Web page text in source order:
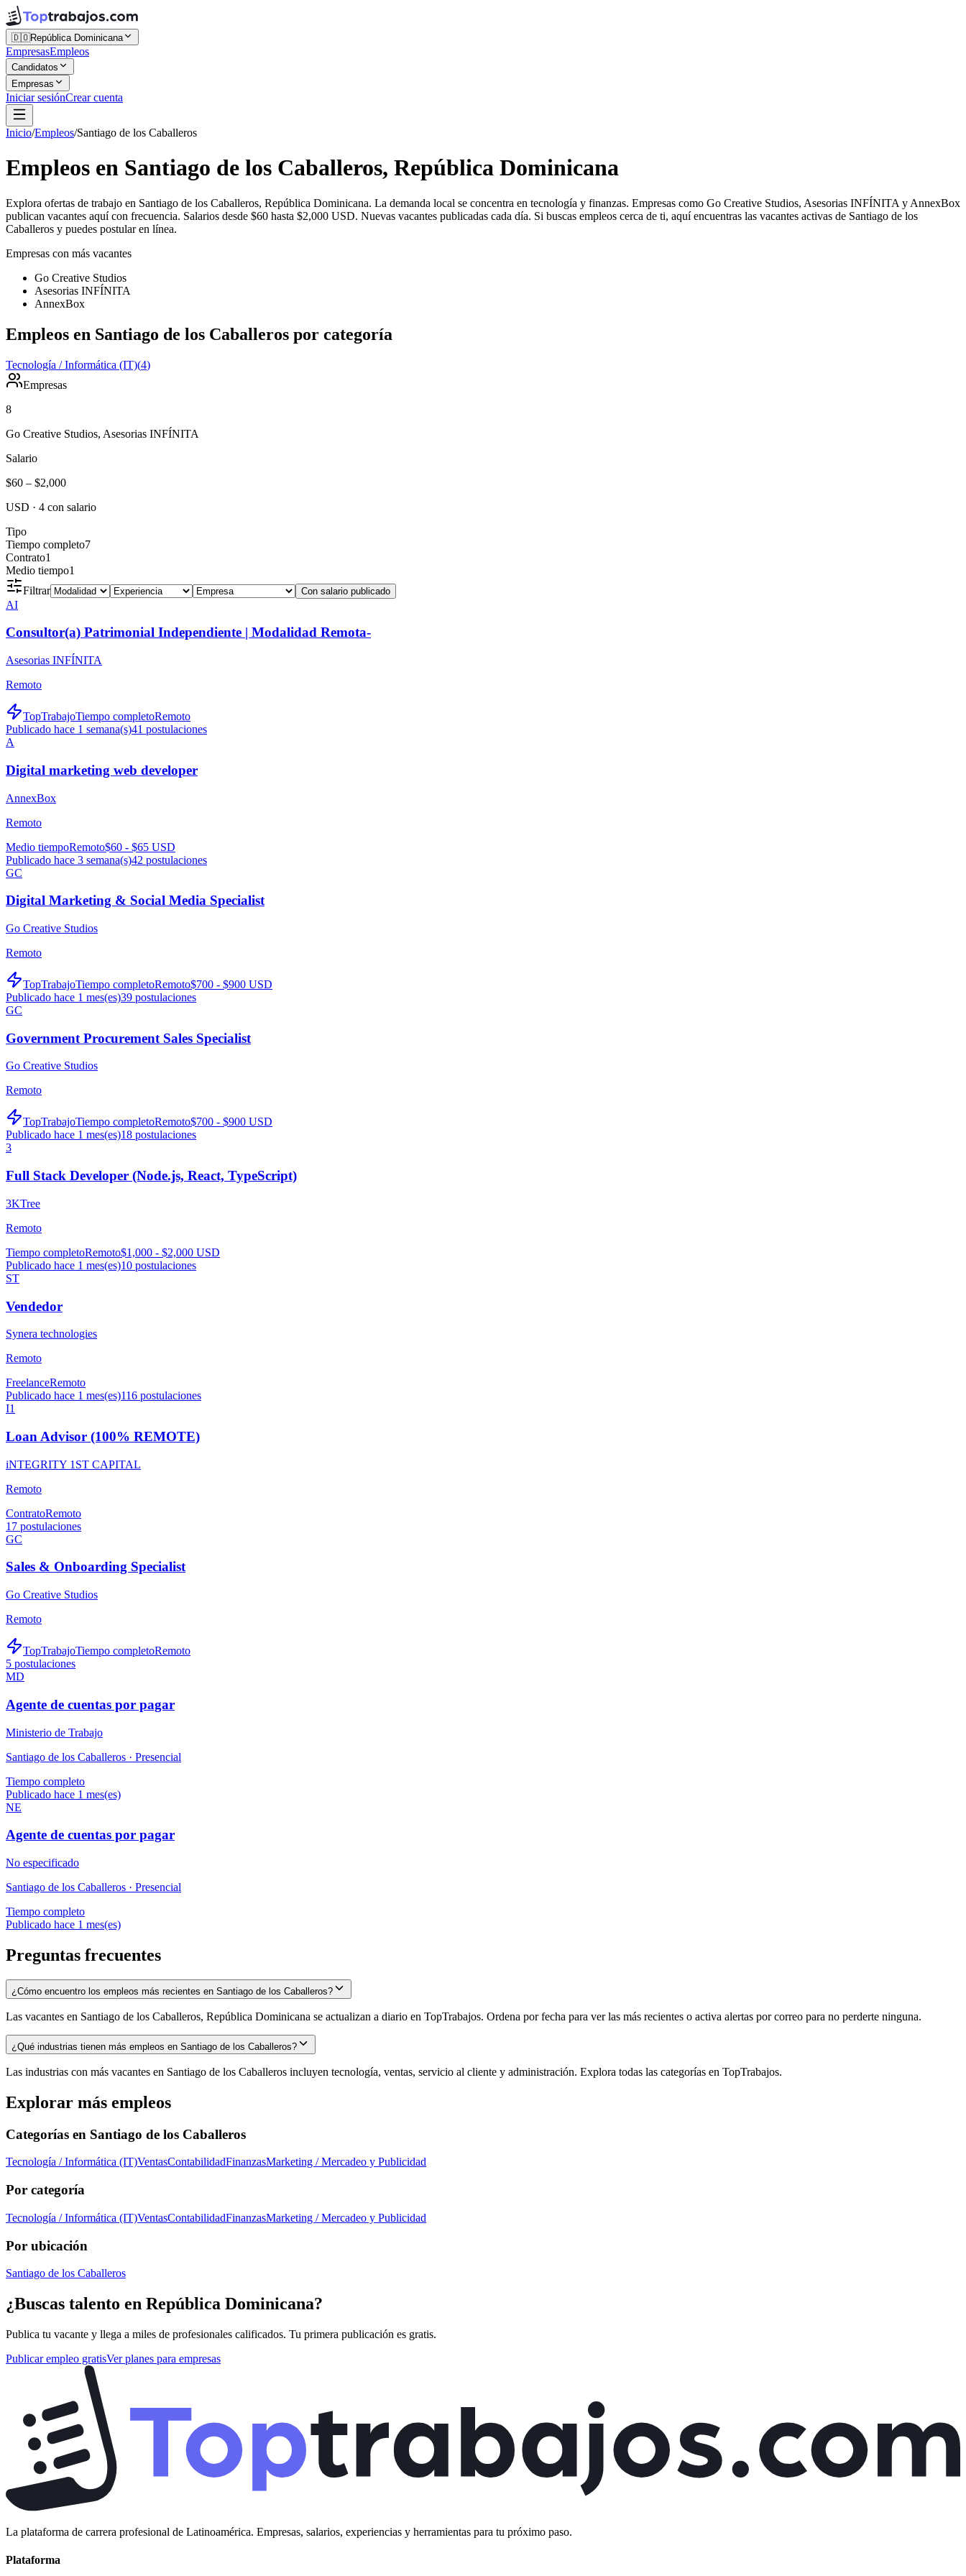
🇩🇴República Dominicana
EmpresasEmpleos
Candidatos
Empresas
Iniciar sesiónCrear cuenta
Inicio/Empleos/Santiago de los Caballeros
Empleos en Santiago de los Caballeros, República Dominicana
Explora ofertas de trabajo en Santiago de los Caballeros, República Dominicana. La demanda local se concentra en tecnología y finanzas. Empresas como Go Creative Studios, Asesorias INFÍNITA y AnnexBox
publican vacantes aquí con frecuencia. Salarios desde $60 hasta $2,000 USD. Nuevas vacantes publicadas cada día. Si buscas empleos cerca de ti, aquí encuentras las vacantes activas de Santiago de los
Caballeros y puedes postular en línea.
Empresas con más vacantes
Go Creative Studios
Asesorias INFÍNITA
AnnexBox
Empleos en Santiago de los Caballeros por categoría
Tecnología / Informática (IT)(4)
Empresas
8
Go Creative Studios, Asesorias INFÍNITA
Salario
$60 – $2,000
USD · 4 con salario
Tipo
Tiempo completo7
Contrato1
Medio tiempo1
Filtrar
Con salario publicado
AI
Consultor(a) Patrimonial Independiente | Modalidad Remota-
Asesorias INFÍNITA
Remoto
TopTrabajoTiempo completoRemoto
Publicado hace 1 semana(s)41 postulaciones
A
Digital marketing web developer
AnnexBox
Remoto
Medio tiempoRemoto$60 - $65 USD
Publicado hace 3 semana(s)42 postulaciones
GC
Digital Marketing & Social Media Specialist
Go Creative Studios
Remoto
TopTrabajoTiempo completoRemoto$700 - $900 USD
Publicado hace 1 mes(es)39 postulaciones
GC
Government Procurement Sales Specialist
Go Creative Studios
Remoto
TopTrabajoTiempo completoRemoto$700 - $900 USD
Publicado hace 1 mes(es)18 postulaciones
3
Full Stack Developer (Node.js, React, TypeScript)
3KTree
Remoto
Tiempo completoRemoto$1,000 - $2,000 USD
Publicado hace 1 mes(es)10 postulaciones
ST
Vendedor
Synera technologies
Remoto
FreelanceRemoto
Publicado hace 1 mes(es)116 postulaciones
I1
Loan Advisor (100% REMOTE)
iNTEGRITY 1ST CAPITAL
Remoto
ContratoRemoto
17 postulaciones
GC
Sales & Onboarding Specialist
Go Creative Studios
Remoto
TopTrabajoTiempo completoRemoto
5 postulaciones
MD
Agente de cuentas por pagar
Ministerio de Trabajo
Santiago de los Caballeros · Presencial
Tiempo completo
Publicado hace 1 mes(es)
NE
Agente de cuentas por pagar
No especificado
Santiago de los Caballeros · Presencial
Tiempo completo
Publicado hace 1 mes(es)
Preguntas frecuentes
¿Cómo encuentro los empleos más recientes en Santiago de los Caballeros?
Las vacantes en Santiago de los Caballeros, República Dominicana se actualizan a diario en TopTrabajos. Ordena por fecha para ver las más recientes o activa alertas por correo para no perderte ninguna.
¿Qué industrias tienen más empleos en Santiago de los Caballeros?
Las industrias con más vacantes en Santiago de los Caballeros incluyen tecnología, ventas, servicio al cliente y administración. Explora todas las categorías en TopTrabajos.
Explorar más empleos
Categorías en Santiago de los Caballeros
Tecnología / Informática (IT)VentasContabilidadFinanzasMarketing / Mercadeo y Publicidad
Por categoría
Tecnología / Informática (IT)VentasContabilidadFinanzasMarketing / Mercadeo y Publicidad
Por ubicación
Santiago de los Caballeros
¿Buscas talento en República Dominicana?
Publica tu vacante y llega a miles de profesionales calificados. Tu primera publicación es gratis.
Publicar empleo gratisVer planes para empresas
La plataforma de carrera profesional de Latinoamérica. Empresas, salarios, experiencias y herramientas para tu próximo paso.
Plataforma